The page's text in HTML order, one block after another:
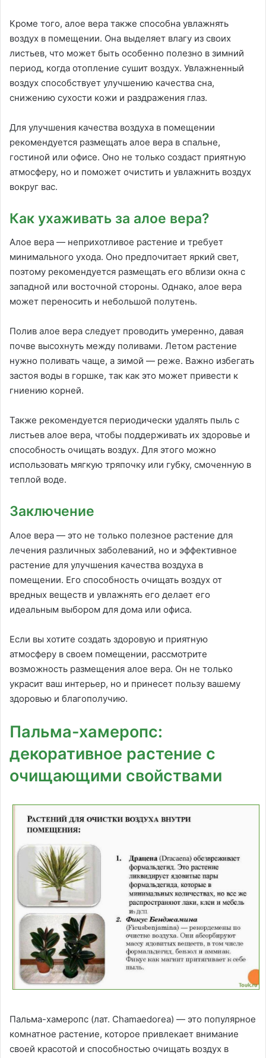
Кроме того, алое вера также способна увлажнять
воздух в помещении. Она выделяет влагу из своих
листьев, что может быть особенно полезно в зимний
период, когда отопление сушит воздух. Увлажненный
воздух способствует улучшению качества сна,
снижению сухости кожи и раздражения глаз.
Для улучшения качества воздуха в помещении
рекомендуется размещать алое вера в спальне,
гостиной или офисе. Оно не только создаст приятную
атмосферу, но и поможет очистить и увлажнить воздух
вокруг вас.
Как ухаживать за алое вера?
Алое вера — неприхотливое растение и требует
минимального ухода. Оно предпочитает яркий свет,
поэтому рекомендуется размещать его вблизи окна с
западной или восточной стороны. Однако, алое вера
может переносить и небольшой полутень.
Полив алое вера следует проводить умеренно, давая
почве высохнуть между поливами. Летом растение
нужно поливать чаще, а зимой — реже. Важно избегать
застоя воды в горшке, так как это может привести к
гниению корней.
Также рекомендуется периодически удалять пыль с
листьев алое вера, чтобы поддерживать их здоровье и
способность очищать воздух. Для этого можно
использовать мягкую тряпочку или губку, смоченную в
теплой воде.
Заключение
Алое вера — это не только полезное растение для
лечения различных заболеваний, но и эффективное
растение для улучшения качества воздуха в
помещении. Его способность очищать воздух от
вредных веществ и увлажнять его делает его
идеальным выбором для дома или офиса.
Если вы хотите создать здоровую и приятную
атмосферу в своем помещении, рассмотрите
возможность размещения алое вера. Он не только
украсит ваш интерьер, но и принесет пользу вашему
здоровью и благополучию.
Пальма-хамеропс:
декоративное растение с
очищающими свойствами
Пальма-хамеропс (лат. Chamaedorea) — это популярное
комнатное растение, которое привлекает внимание
своей красотой и способностью очищать воздух в